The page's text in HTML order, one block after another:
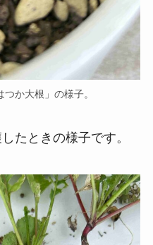
か大根」の様子。
たときの様子です。